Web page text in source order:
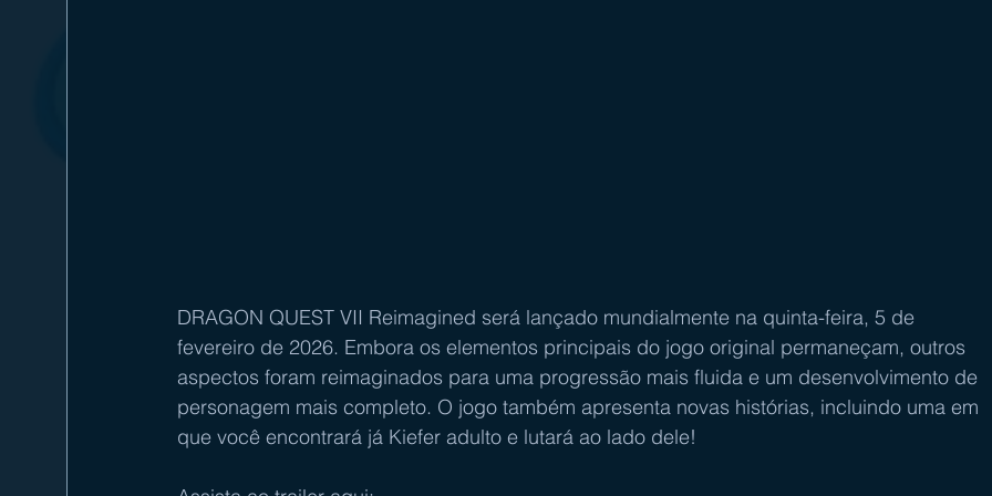
DRAGON QUEST VII Reimagined será lançado mundialmente na quinta-feira, 5 de
fevereiro de 2026. Embora os elementos principais do jogo original permaneçam, outros
aspectos foram reimaginados para uma progressão mais fluida e um desenvolvimento de
personagem mais completo. O jogo também apresenta novas histórias, incluindo uma em
que você encontrará já Kiefer adulto e lutará ao lado dele!